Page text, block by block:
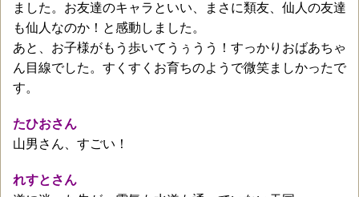
ました。お友達のキャラといい、まさに類友、仙人の友達
も仙人なのか！と感動しました。
あと、お子様がもう歩いてうぅうう！すっかりおばあちゃ
ん目線でした。すくすくお育ちのようで微笑ましかったで
す。
たひおさん
山男さん、すごい！
れすとさん